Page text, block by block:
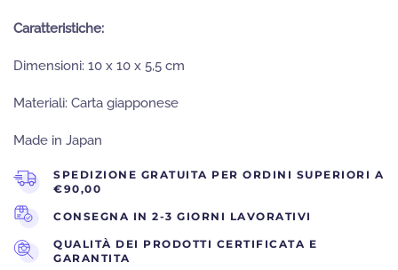
ERA:
È:
Caratteristiche:
Dimensioni: 10 x 10 x 5,5 cm
Materiali: Carta giapponese
Made in Japan
SPEDIZIONE GRATUITA PER ORDINI SUPERIORI A
€90,00
CONSEGNA IN 2-3 GIORNI LAVORATIVI
QUALITÀ DEI PRODOTTI CERTIFICATA E
GARANTITA